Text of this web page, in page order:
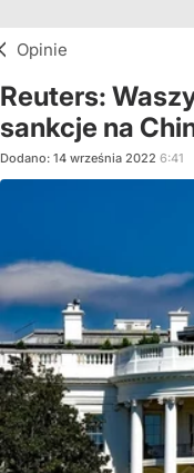
Opinie
Reuters:
sankcje na
Dodano: 14 września 2022 6:41